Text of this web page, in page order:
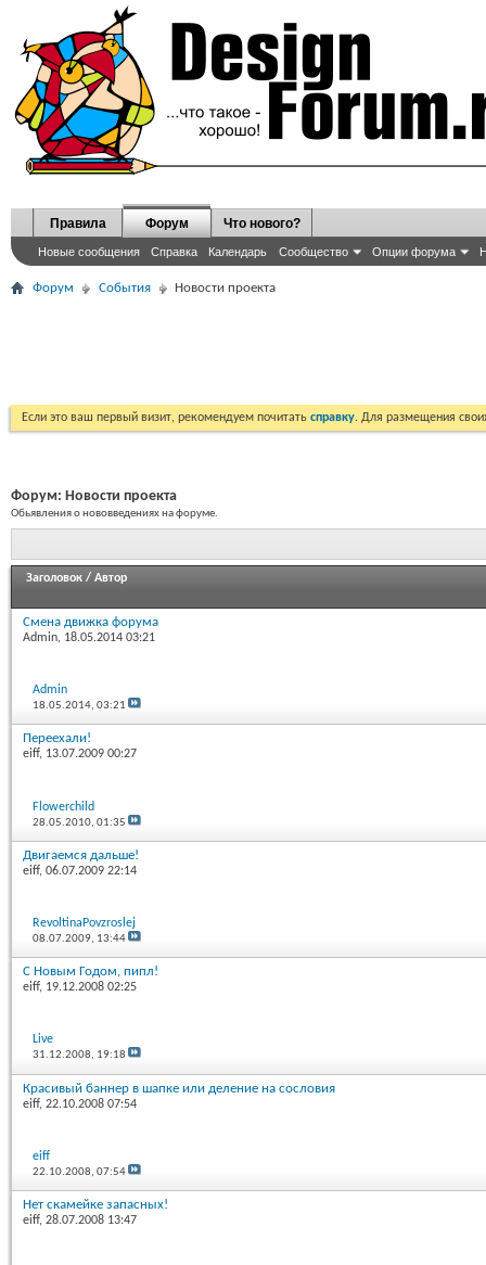
Правила Форум
Новые сообщения Справка Календарь Сообщество Опции форума
Что нового?
Форум События Новости проекта
Если это ваш первый визит, рекомендуем почитать справку. Для размещения
Форум: Новости проекта
Обьявления о нововведениях на форуме.
Заголовок / Автор
Смена движка форума
Admin, 18.05.2014 03:21
Admin
18.05.2014,03:21
Переехали!
eiff, 13.07.2009 00:27
Flowerchild
28.05.2010,01:35
Двигаемся дальше!
eiff, 06.07.2009 22:14
RevoltinaPovzroslej
08.07.2009, 13:44
C Новым Годом, пипл!
eiff, 19.12.2008 02:25
Live
31.12.2008, 19:18
Красивый баннер в шапке или деление на сословия
eiff, 22.10.2008 07:54
eiff
22.10.2008,07:54
Нет скамейке запасных!
eiff, 28.07.2008 13:47